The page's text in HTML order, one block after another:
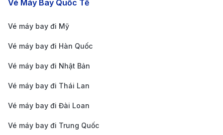
nghỉ ngơi cho hành khách.
Cách di chuyển từ sân bay Kuala Lumpur đến trung
tâm thành phố
bạn có nhiều lựa chọn phương tiện di chuyển từ sân
bay vào trung tâm thành phố.
KLIA Express:Đây là phương tiện di chuyển tối ưu
Vé Máy Bay Quốc Tế
Vé máy bay đi Mỹ
Vé máy bay đi Hàn Quốc
Vé máy bay đi Nhật Bản
Vé máy bay đi Thái Lan
Vé máy bay đi Đài Loan
Vé máy bay đi Trung Quốc